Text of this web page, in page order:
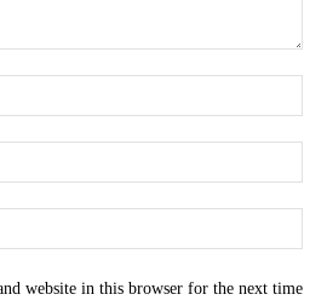
website in this browser for the next time